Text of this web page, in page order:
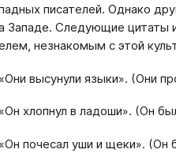
писателей. Однако
Западе. Следующие цитаты
незнакомым с этой
«Они высунули языки». (Они
«Он хлопнул в ладоши». (Он
«Он почесал уши и щеки». (Он